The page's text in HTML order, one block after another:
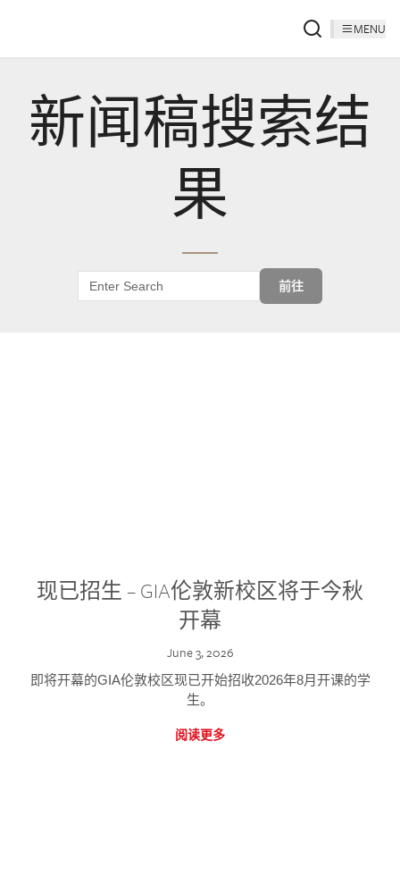
MENU
新闻稿搜索结
果
前往
现已招生 – GIA伦敦新校区将于今秋
开幕
June 3, 2026
即将开幕的GIA伦敦校区现已开始招收2026年8月开课的学
生。
阅读更多